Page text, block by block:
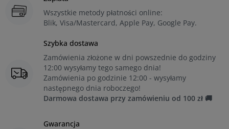
Wszystkie metody płatności online:
Blik, Visa/Mastercard, Apple Pay, Google Pay.
Szybka dostawa
Zamówienia złożone w dni powszednie do godziny
12:00 wysyłamy tego samego dnia!
Zamówienia po godzinie 12:00 - wysyłamy
następnego dnia roboczego!
Darmowa dostawa przy zamówieniu od 100 zł 🚚
Gwarancja